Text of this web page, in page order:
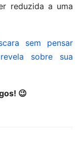
reduzida a uma
sem pensar
sobre sua
😉